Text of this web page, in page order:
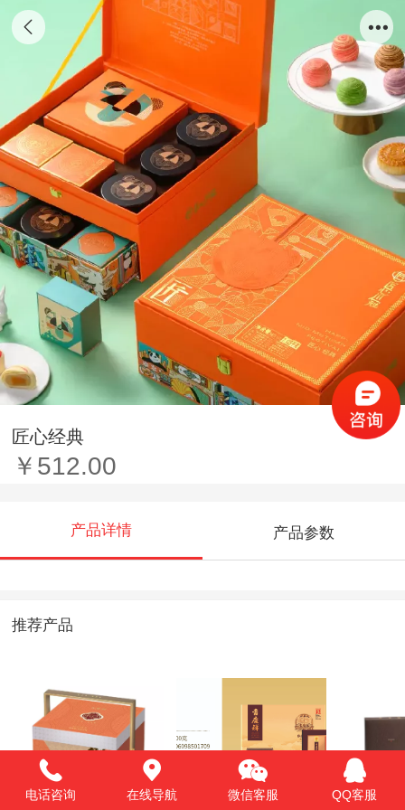
匠心经典
￥512.00
产品详情 产品参数
推荐产品
锦月臻礼 非遗好礼 致远中
电话咨询 在线导航 微信客服 QQ客服